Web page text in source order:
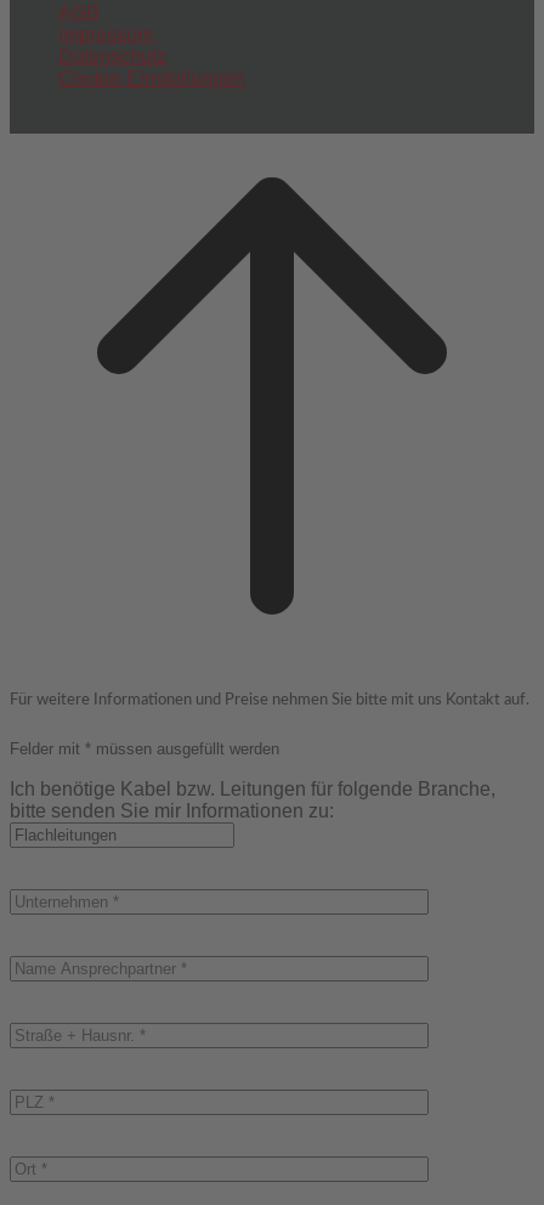
AGB
Impressum
Datenschutz
Cookie-Einstellungen
Für weitere Informationen und Preise nehmen Sie bitte mit uns Kontakt auf.
Felder mit * müssen ausgefüllt werden
Ich benötige Kabel bzw. Leitungen für folgende Branche,
bitte senden Sie mir Informationen zu: